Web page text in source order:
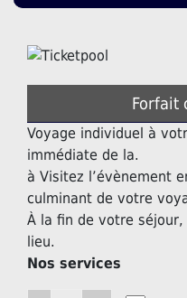
Forfait
Voyage individuel à
immédiate de la.
à Visitez l’évènement
culminant de votre
À la fin de votre
lieu.
Nos services